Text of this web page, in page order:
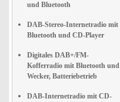
und Bluetooth
DAB-Stereo-Internetradio mit
Bluetooth und CD-Player
Digitales DAB+/FM-
Kofferradio mit Bluetooth und
Wecker, Batteriebetrieb
DAB-Internetradio mit CD-